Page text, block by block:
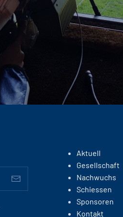
Aktuell
Gesellschaft
Nachwuchs
Schiessen
Sponsoren
Kontakt